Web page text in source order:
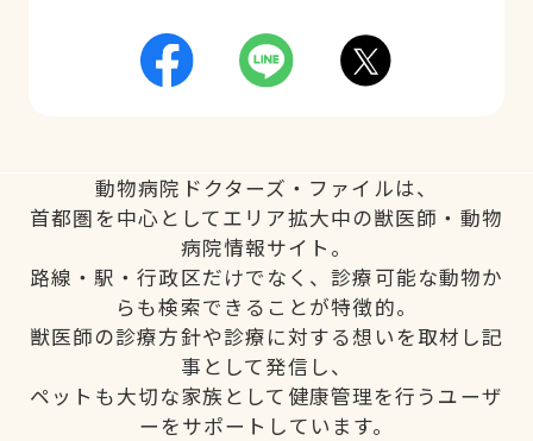
動物病院ドクターズ・ファイルは、
首都圏を中心としてエリア拡大中の獣医師・動物
病院情報サイト。
路線・駅・行政区だけでなく、診療可能な動物か
らも検索できることが特徴的。
獣医師の診療方針や診療に対する想いを取材し記
事として発信し、
ペットも大切な家族として健康管理を行うユーザ
ーをサポートしています。